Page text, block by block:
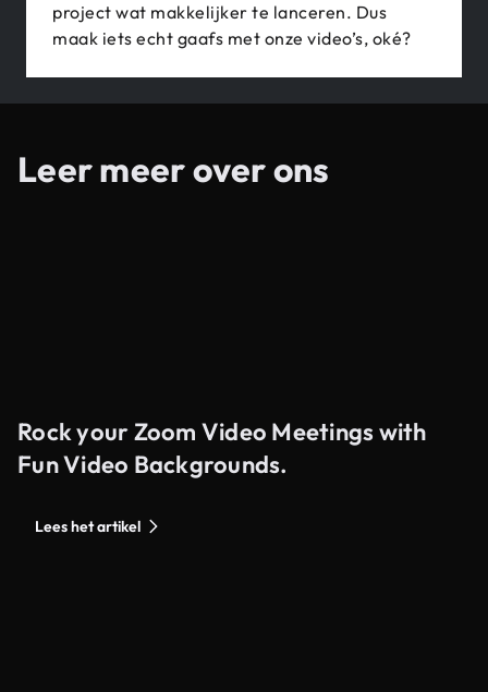
project wat makkelijker te lanceren. Dus
maak iets echt gaafs met onze video’s, oké?
Leer meer over ons
Rock your Zoom Video Meetings with
Fun Video Backgrounds.
Lees het artikel